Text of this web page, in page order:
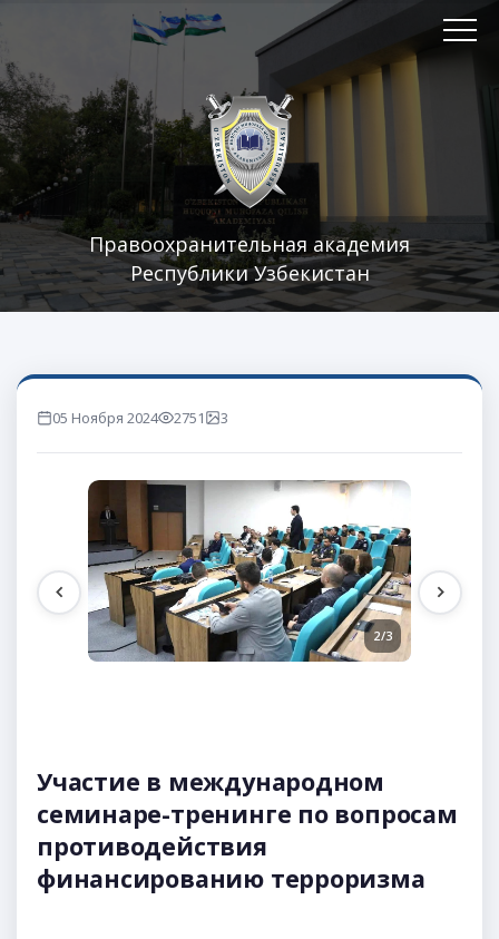
Правоохранительная академия
Республики Узбекистан
05 Ноября 2024 2751
marta ko'rilgan
3
2/3
Участие в международном
семинаре-тренинге по вопросам
противодействия
финансированию терроризма